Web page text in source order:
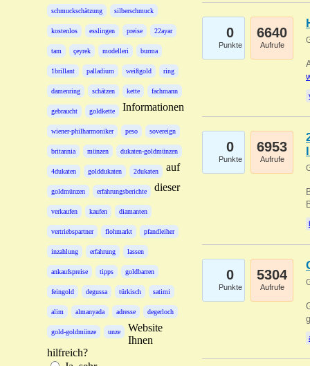
schmuckschätzung silberschmuck
kostenlos esslingen preise 22ayar
tam çeyrek modelleri burma
1brillant palladium weißgold ring
damenring schätzen kette fachmann
gebraucht goldkette
wiener-philharmoniker peso sovereign
britannia münzen dukaten-goldmünzen
4dukaten golddukaten 2dukaten
goldmünzen erfahrungsberichte
verkaufen kaufen diamanten
vertriebspartner flohmarkt pfandleiher
inzahlung erfahrung lassen
ankaufspreise tipps goldbarren
feingold degussa türkisch satimi
alim almanyada adresse degerloch
gold-goldmünze unze
Informationen
auf
dieser
Website
Ihnen
hilfreich?
0
Punkte
6640
Aufrufe
0
Punkte
6953
Aufrufe
0
Punkte
5304
Aufrufe